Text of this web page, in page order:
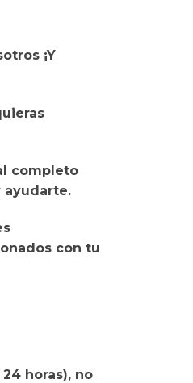
¡Y
completo
ayudarte.
con tu
horas), no